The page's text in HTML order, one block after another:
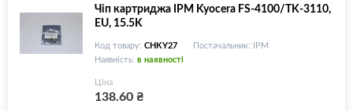
Чіп картриджа IPM Kyocera FS-4100/TK-3110,
EU, 15.5K
Код товару: CHKY27
Постачальник: IPM
Наявність: в наявності
Ціна
138.60₴